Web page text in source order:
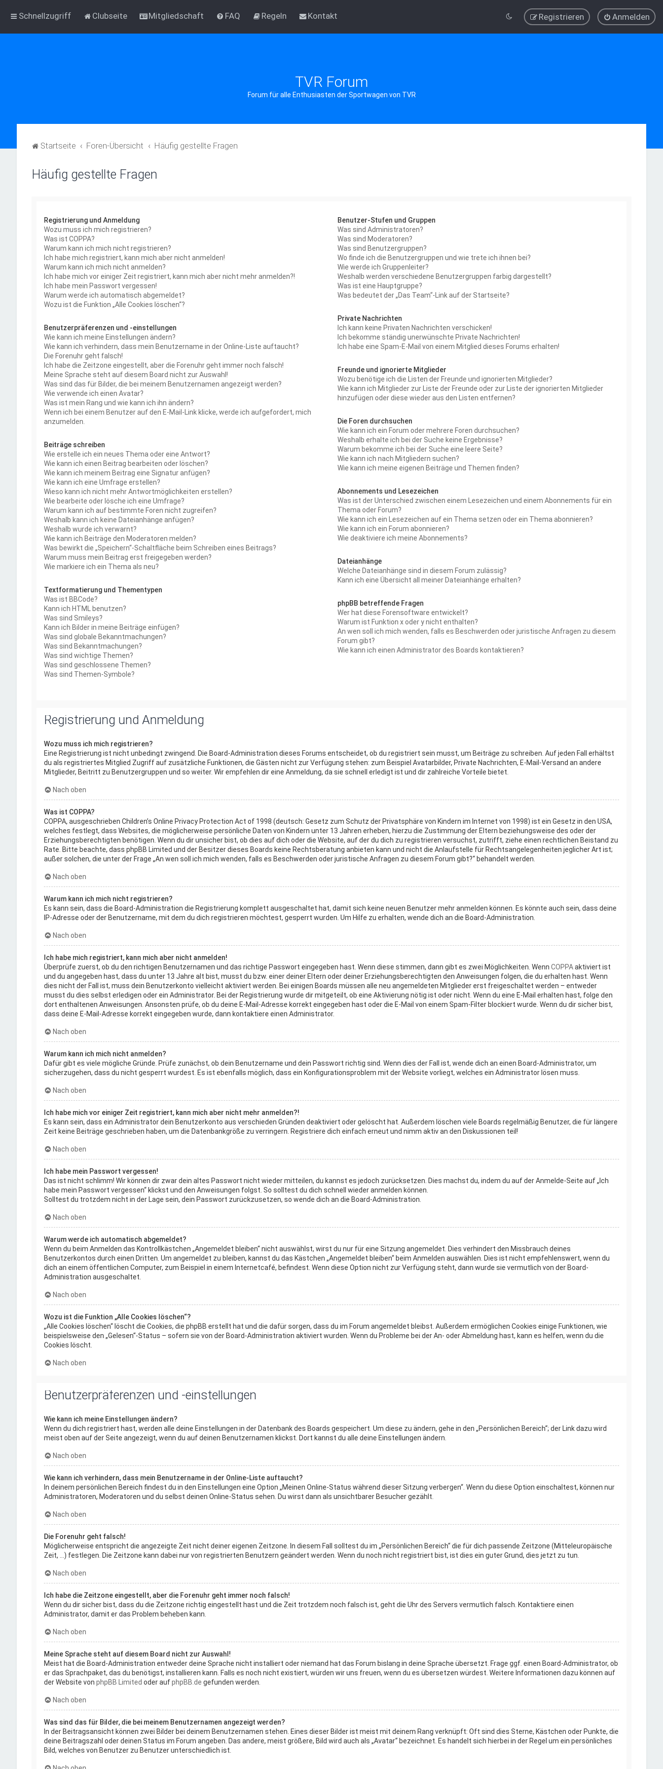
Schnellzugriff Clubseite Mitgliedschaft FAQ Regeln Kontakt Anmelden
Registrieren
TVR Forum
Forum für alle Enthusiasten der Sportwagen von TVR
Startseite Foren-Übersicht Häufig gestellte Fragen
Häufig gestellte Fragen
Registrierung und Anmeldung
Wozu muss ich mich registrieren?
Was ist COPPA?
Warum kann ich mich nicht registrieren?
Ich habe mich registriert, kann mich aber nicht anmelden!
Warum kann ich mich nicht anmelden?
Ich habe mich vor einiger Zeit registriert, kann mich aber nicht mehr anmelden?!
Ich habe mein Passwort vergessen!
Warum werde ich automatisch abgemeldet?
Wozu ist die Funktion „Alle Cookies löschen“?
Benutzerpräferenzen und -einstellungen
Wie kann ich meine Einstellungen ändern?
Wie kann ich verhindern, dass mein Benutzername in der Online-Liste auftaucht?
Die Forenuhr geht falsch!
Ich habe die Zeitzone eingestellt, aber die Forenuhr geht immer noch falsch!
Meine Sprache steht auf diesem Board nicht zur Auswahl!
Was sind das für Bilder, die bei meinem Benutzernamen angezeigt werden?
Wie verwende ich einen Avatar?
Was ist mein Rang und wie kann ich ihn ändern?
Wenn ich bei einem Benutzer auf den E-Mail-Link klicke, werde ich aufgefordert, mich
anzumelden.
Beiträge schreiben
Wie erstelle ich ein neues Thema oder eine Antwort?
Wie kann ich einen Beitrag bearbeiten oder löschen?
Wie kann ich meinem Beitrag eine Signatur anfügen?
Wie kann ich eine Umfrage erstellen?
Wieso kann ich nicht mehr Antwortmöglichkeiten erstellen?
Wie bearbeite oder lösche ich eine Umfrage?
Warum kann ich auf bestimmte Foren nicht zugreifen?
Weshalb kann ich keine Dateianhänge anfügen?
Weshalb wurde ich verwarnt?
Wie kann ich Beiträge den Moderatoren melden?
Was bewirkt die „Speichern“-Schaltfläche beim Schreiben eines Beitrags?
Warum muss mein Beitrag erst freigegeben werden?
Wie markiere ich ein Thema als neu?
Textformatierung und Thementypen
Was ist BBCode?
Kann ich HTML benutzen?
Was sind Smileys?
Kann ich Bilder in meine Beiträge einfügen?
Was sind globale Bekanntmachungen?
Was sind Bekanntmachungen?
Was sind wichtige Themen?
Was sind geschlossene Themen?
Was sind Themen-Symbole?
Benutzer-Stufen und Gruppen
Was sind Administratoren?
Was sind Moderatoren?
Was sind Benutzergruppen?
Wo finde ich die Benutzergruppen und wie trete ich ihnen bei?
Wie werde ich Gruppenleiter?
Weshalb werden verschiedene Benutzergruppen farbig dargestellt?
Was ist eine Hauptgruppe?
Was bedeutet der „Das Team“-Link auf der Startseite?
Private Nachrichten
Ich kann keine Privaten Nachrichten verschicken!
Ich bekomme ständig unerwünschte Private Nachrichten!
Ich habe eine Spam-E-Mail von einem Mitglied dieses Forums erhalten!
Freunde und ignorierte Mitglieder
Wozu benötige ich die Listen der Freunde und ignorierten Mitglieder?
Wie kann ich Mitglieder zur Liste der Freunde oder zur Liste der ignorierten Mitglieder
hinzufügen oder diese wieder aus den Listen entfernen?
Die Foren durchsuchen
Wie kann ich ein Forum oder mehrere Foren durchsuchen?
Weshalb erhalte ich bei der Suche keine Ergebnisse?
Warum bekomme ich bei der Suche eine leere Seite?
Wie kann ich nach Mitgliedern suchen?
Wie kann ich meine eigenen Beiträge und Themen finden?
Abonnements und Lesezeichen
Was ist der Unterschied zwischen einem Lesezeichen und einem Abonnements für ein
Thema oder Forum?
Wie kann ich ein Lesezeichen auf ein Thema setzen oder ein Thema abonnieren?
Wie kann ich ein Forum abonnieren?
Wie deaktiviere ich meine Abonnements?
Dateianhänge
Welche Dateianhänge sind in diesem Forum zulässig?
Kann ich eine Übersicht all meiner Dateianhänge erhalten?
phpBB betreffende Fragen
Wer hat diese Forensoftware entwickelt?
Warum ist Funktion x oder y nicht enthalten?
An wen soll ich mich wenden, falls es Beschwerden oder juristische Anfragen zu diesem
Forum gibt?
Wie kann ich einen Administrator des Boards kontaktieren?
Registrierung und Anmeldung
Wozu muss ich mich registrieren?
Eine Registrierung ist nicht unbedingt zwingend. Die Board-Administration dieses Forums entscheidet, ob du registriert sein musst, um Beiträge zu schreiben. Auf jeden Fall erhältst
du als registriertes Mitglied Zugriff auf zusätzliche Funktionen, die Gästen nicht zur Verfügung stehen: zum Beispiel Avatarbilder, Private Nachrichten, E-Mail-Versand an andere
Mitglieder, Beitritt zu Benutzergruppen und so weiter. Wir empfehlen dir eine Anmeldung, da sie schnell erledigt ist und dir zahlreiche Vorteile bietet.
Nach oben
Was ist COPPA?
COPPA, ausgeschrieben Children’s Online Privacy Protection Act of 1998 (deutsch: Gesetz zum Schutz der Privatsphäre von Kindern im Internet von 1998) ist ein Gesetz in den USA,
welches festlegt, dass Websites, die möglicherweise persönliche Daten von Kindern unter 13 Jahren erheben, hierzu die Zustimmung der Eltern beziehungsweise des oder der
Erziehungsberechtigten benötigen. Wenn du dir unsicher bist, ob dies auf dich oder die Website, auf der du dich zu registrieren versuchst, zutrifft, ziehe einen rechtlichen Beistand zu
Rate. Bitte beachte, dass phpBB Limited und der Besitzer dieses Boards keine Rechtsberatung anbieten kann und nicht die Anlaufstelle für Rechtsangelegenheiten jeglicher Art ist;
außer solchen, die unter der Frage „An wen soll ich mich wenden, falls es Beschwerden oder juristische Anfragen zu diesem Forum gibt?“ behandelt werden.
Nach oben
Warum kann ich mich nicht registrieren?
Es kann sein, dass die Board-Administration die Registrierung komplett ausgeschaltet hat, damit sich keine neuen Benutzer mehr anmelden können. Es könnte auch sein, dass deine
IP-Adresse oder der Benutzername, mit dem du dich registrieren möchtest, gesperrt wurden. Um Hilfe zu erhalten, wende dich an die Board-Administration.
Nach oben
Ich habe mich registriert, kann mich aber nicht anmelden!
Überprüfe zuerst, ob du den richtigen Benutzernamen und das richtige Passwort eingegeben hast. Wenn diese stimmen, dann gibt es zwei Möglichkeiten. Wenn COPPAaktiviert ist
und du angegeben hast, dass du unter 13 Jahre alt bist, musst du bzw. einer deiner Eltern oder deiner Erziehungsberechtigten den Anweisungen folgen, die du erhalten hast. Wenn
dies nicht der Fall ist, muss dein Benutzerkonto vielleicht aktiviert werden. Bei einigen Boards müssen alle neu angemeldeten Mitglieder erst freigeschaltet werden – entweder
musst du dies selbst erledigen oder ein Administrator. Bei der Registrierung wurde dir mitgeteilt, ob eine Aktivierung nötig ist oder nicht. Wenn du eine E-Mail erhalten hast, folge den
dort enthaltenen Anweisungen. Ansonsten prüfe, ob du deine E-Mail-Adresse korrekt eingegeben hast oder die E-Mail von einem Spam-Filter blockiert wurde. Wenn du dir sicher bist,
dass deine E-Mail-Adresse korrekt eingegeben wurde, dann kontaktiere einen Administrator.
Nach oben
Warum kann ich mich nicht anmelden?
Dafür gibt es viele mögliche Gründe. Prüfe zunächst, ob dein Benutzername und dein Passwort richtig sind. Wenn dies der Fall ist, wende dich an einen Board-Administrator, um
sicherzugehen, dass du nicht gesperrt wurdest. Es ist ebenfalls möglich, dass ein Konfigurationsproblem mit der Website vorliegt, welches ein Administrator lösen muss.
Nach oben
Ich habe mich vor einiger Zeit registriert, kann mich aber nicht mehr anmelden?!
Es kann sein, dass ein Administrator dein Benutzerkonto aus verschieden Gründen deaktiviert oder gelöscht hat. Außerdem löschen viele Boards regelmäßig Benutzer, die für längere
Zeit keine Beiträge geschrieben haben, um die Datenbankgröße zu verringern. Registriere dich einfach erneut und nimm aktiv an den Diskussionen teil!
Nach oben
Ich habe mein Passwort vergessen!
Das ist nicht schlimm! Wir können dir zwar dein altes Passwort nicht wieder mitteilen, du kannst es jedoch zurücksetzen. Dies machst du, indem du auf der Anmelde-Seite auf „Ich
habe mein Passwort vergessen“ klickst und den Anweisungen folgst. So solltest du dich schnell wieder anmelden können.
Solltest du trotzdem nicht in der Lage sein, dein Passwort zurückzusetzen, so wende dich an die Board-Administration.
Nach oben
Warum werde ich automatisch abgemeldet?
Wenn du beim Anmelden das Kontrollkästchen „Angemeldet bleiben“ nicht auswählst, wirst du nur für eine Sitzung angemeldet. Dies verhindert den Missbrauch deines
Benutzerkontos durch einen Dritten. Um angemeldet zu bleiben, kannst du das Kästchen „Angemeldet bleiben“ beim Anmelden auswählen. Dies ist nicht empfehlenswert, wenn du
dich an einem öffentlichen Computer, zum Beispiel in einem Internetcafé, befindest. Wenn diese Option nicht zur Verfügung steht, dann wurde sie vermutlich von der Board-
Administration ausgeschaltet.
Nach oben
Wozu ist die Funktion „Alle Cookies löschen“?
„Alle Cookies löschen“ löscht die Cookies, die phpBB erstellt hat und die dafür sorgen, dass du im Forum angemeldet bleibst. Außerdem ermöglichen Cookies einige Funktionen, wie
beispielsweise den „Gelesen“-Status – sofern sie von der Board-Administration aktiviert wurden. Wenn du Probleme bei der An- oder Abmeldung hast, kann es helfen, wenn du die
Cookies löscht.
Nach oben
Benutzerpräferenzen und -einstellungen
Wie kann ich meine Einstellungen ändern?
Wenn du dich registriert hast, werden alle deine Einstellungen in der Datenbank des Boards gespeichert. Um diese zu ändern, gehe in den „Persönlichen Bereich“; der Link dazu wird
meist oben auf der Seite angezeigt, wenn du auf deinen Benutzernamen klickst. Dort kannst du alle deine Einstellungen ändern.
Nach oben
Wie kann ich verhindern, dass mein Benutzername in der Online-Liste auftaucht?
In deinem persönlichen Bereich findest du in den Einstellungen eine Option „Meinen Online-Status während dieser Sitzung verbergen“. Wenn du diese Option einschaltest, können nur
Administratoren, Moderatoren und du selbst deinen Online-Status sehen. Du wirst dann als unsichtbarer Besucher gezählt.
Nach oben
Die Forenuhr geht falsch!
Möglicherweise entspricht die angezeigte Zeit nicht deiner eigenen Zeitzone. In diesem Fall solltest du im „Persönlichen Bereich“ die für dich passende Zeitzone (Mitteleuropäische
Zeit, ...) festlegen. Die Zeitzone kann dabei nur von registrierten Benutzern geändert werden. Wenn du noch nicht registriert bist, ist dies ein guter Grund, dies jetzt zu tun.
Nach oben
Ich habe die Zeitzone eingestellt, aber die Forenuhr geht immer noch falsch!
Wenn du dir sicher bist, dass du die Zeitzone richtig eingestellt hast und die Zeit trotzdem noch falsch ist, geht die Uhr des Servers vermutlich falsch. Kontaktiere einen
Administrator, damit er das Problem beheben kann.
Nach oben
Meine Sprache steht auf diesem Board nicht zur Auswahl!
Meist hat die Board-Administration entweder deine Sprache nicht installiert oder niemand hat das Forum bislang in deine Sprache übersetzt. Frage ggf. einen Board-Administrator, ob
er das Sprachpaket, das du benötigst, installieren kann. Falls es noch nicht existiert, würden wir uns freuen, wenn du es übersetzen würdest. Weitere Informationen dazu können auf
der Website von phpBB Limited oder aufphpBB.de gefunden werden.
Nach oben
Was sind das für Bilder, die bei meinem Benutzernamen angezeigt werden?
In der Beitragsansicht können zwei Bilder bei deinem Benutzernamen stehen. Eines dieser Bilder ist meist mit deinem Rang verknüpft: Oft sind dies Sterne, Kästchen oder Punkte, die
deine Beitragszahl oder deinen Status im Forum angeben. Das andere, meist größere, Bild wird auch als „Avatar“ bezeichnet. Es handelt sich hierbei in der Regel um ein persönliches
Bild, welches von Benutzer zu Benutzer unterschiedlich ist.